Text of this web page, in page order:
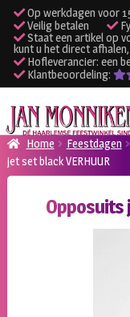
Op werkdagen voor
Veilig betalen
Staat een artikel op
kunt u het direct
Hofleverancier: een
Klantbeoordeling:
Ga
door
naar
navigatie
Ga
naar
de
inhoudVerhuur kleding
Verhuur
Home Feestdagen
jet set black VERHUUR
Opposuits